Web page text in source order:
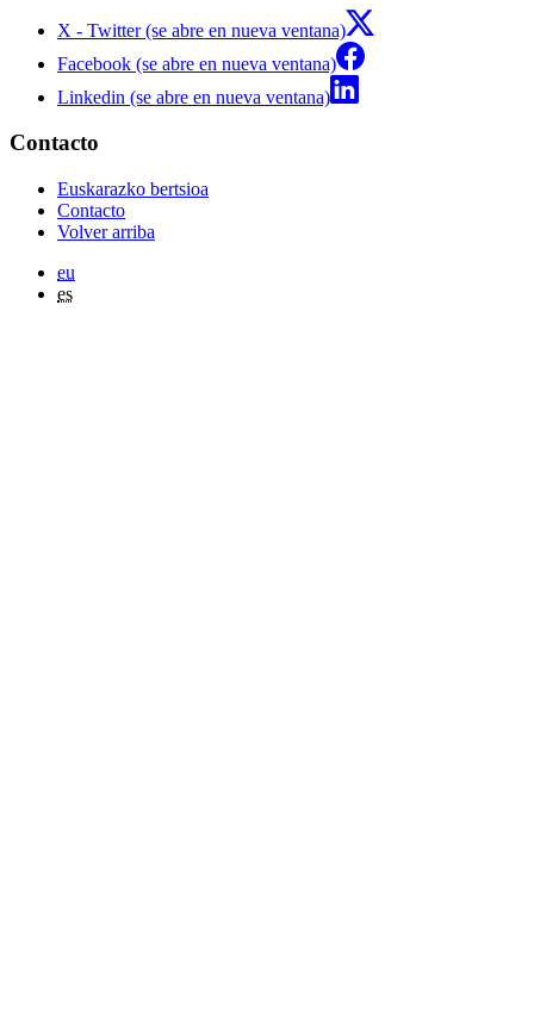
X - Twitter (se abre en nueva ventana)
Facebook (se abre en nueva ventana)
Linkedin (se abre en nueva ventana)
Contacto
Euskarazko bertsioa
Contacto
Volver arriba
eu
es